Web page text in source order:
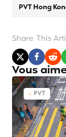
PVT Hong
Share This
Vous
PVT